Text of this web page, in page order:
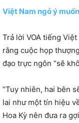
Việt Nam ngỏ ý
Trả lời VOA tiếng
rằng cuộc họp
đạo trực ngôn “sẽ
“Tuy nhiên, hai bên
lai như một tín hiệu
Hoa Kỳ nên đưa ra